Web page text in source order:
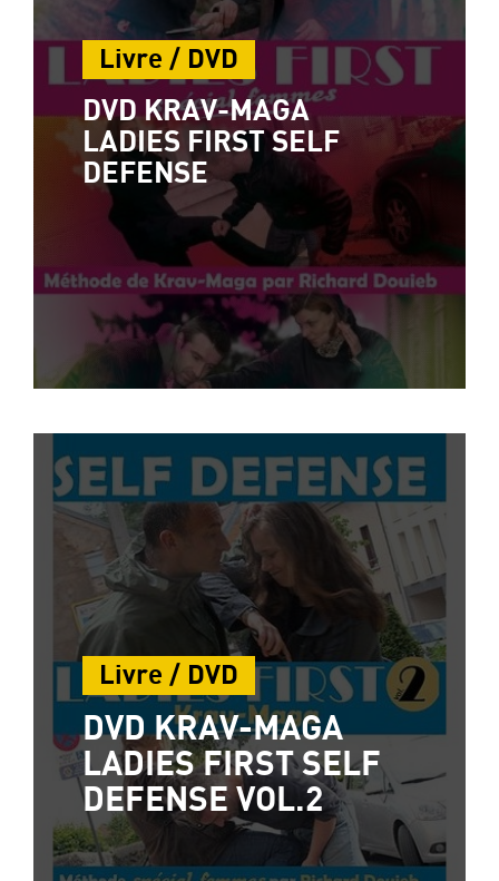
Livre / DVD
DVD KRAV-MAGA
LADIES FIRST SELF
DEFENSE
Livre / DVD
DVD KRAV-MAGA
LADIES FIRST SELF
DEFENSE VOL.2